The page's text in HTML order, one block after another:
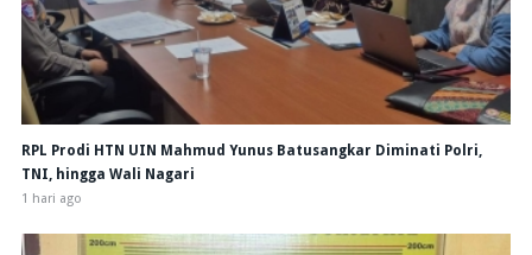
RPL Prodi HTN UIN Mahmud Yunus Batusangkar Diminati Polri,
TNI, hingga Wali Nagari
1 hari ago